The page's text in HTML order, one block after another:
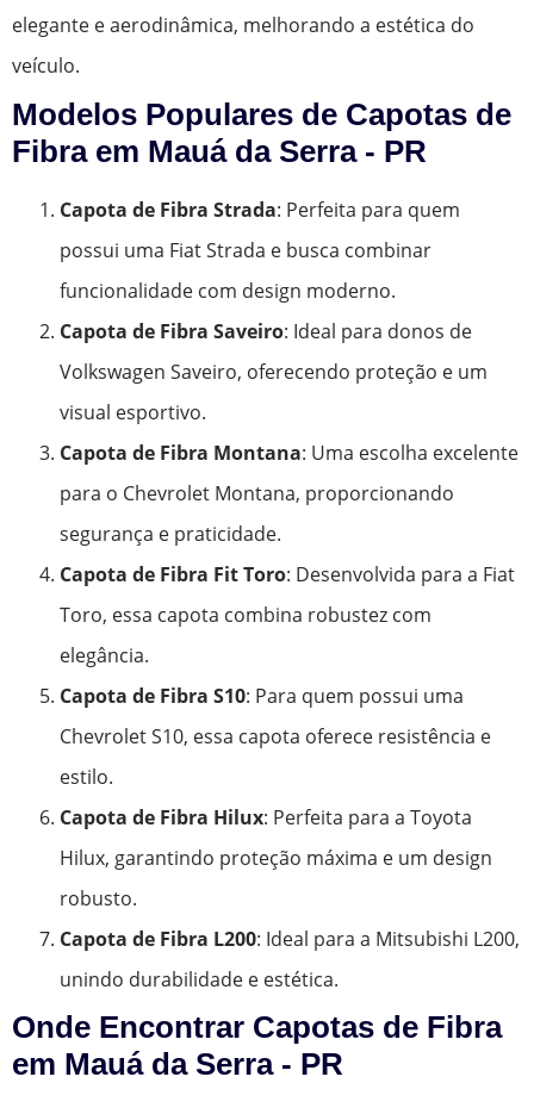
elegante e aerodinâmica, melhorando a estética do
veículo.
Modelos Populares de Capotas de
Fibra em Mauá da Serra - PR
Capota de Fibra Strada: Perfeita para quem
possui uma Fiat Strada e busca combinar
funcionalidade com design moderno.
Capota de Fibra Saveiro: Ideal para donos de
Volkswagen Saveiro, oferecendo proteção e um
visual esportivo.
Capota de Fibra Montana: Uma escolha excelente
para o Chevrolet Montana, proporcionando
segurança e praticidade.
Capota de Fibra Fit Toro: Desenvolvida para a Fiat
Toro, essa capota combina robustez com
elegância.
Capota de Fibra S10: Para quem possui uma
Chevrolet S10, essa capota oferece resistência e
estilo.
Capota de Fibra Hilux: Perfeita para a Toyota
Hilux, garantindo proteção máxima e um design
robusto.
Capota de Fibra L200: Ideal para a Mitsubishi L200,
unindo durabilidade e estética.
Onde Encontrar Capotas de Fibra
em Mauá da Serra - PR